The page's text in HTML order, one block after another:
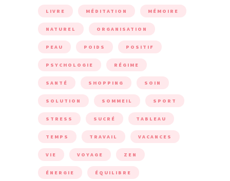
LIVRE MÉDITATION MÉMOIRE
NATUREL ORGANISATION
PEAU POIDS POSITIF
PSYCHOLOGIE RÉGIME
SANTÉ SHOPPING SOIN
SOLUTION SOMMEIL SPORT
STRESS SUCRÉ TABLEAU
TEMPS TRAVAIL VACANCES
VIE VOYAGE ZEN
ÉNERGIE ÉQUILIBRE